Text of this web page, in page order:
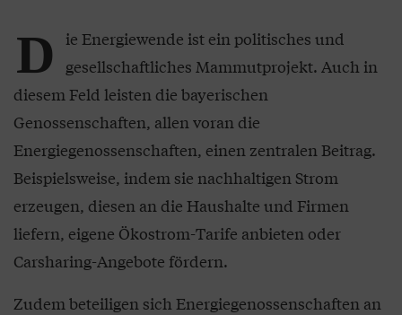
D ie Energiewende ist ein politisches und
gesellschaftliches Mammutprojekt. Auch in
diesem Feld leisten die bayerischen
Genossenschaften, allen voran die
Energiegenossenschaften, einen zentralen Beitrag.
Beispielsweise, indem sie nachhaltigen Strom
erzeugen, diesen an die Haushalte und Firmen
liefern, eigene Ökostrom-Tarife anbieten oder
Carsharing-Angebote fördern.
Zudem beteiligen sich Energiegenossenschaften an